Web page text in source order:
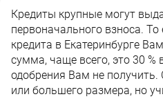
Кредиты крупные могут
первоначального взноса.
кредита в Екатеринбурге
сумма, чаще всего, это 30 %
одобрения Вам не
или большего размера, но